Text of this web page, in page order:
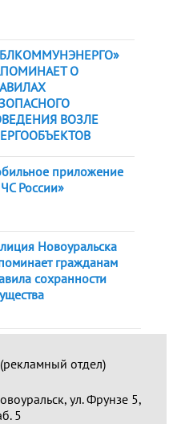
О
ВОЗЛЕ
приложение
России»
Новоуральска
гражданам
сохранности
отдел)
ул. Фрунзе 5,
5